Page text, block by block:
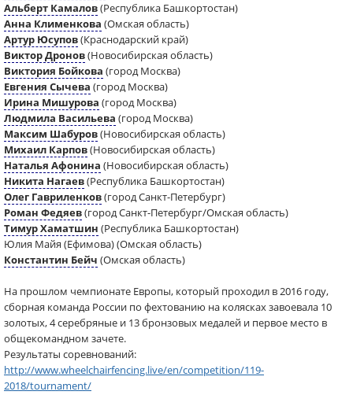
Альберт Камалов(Республика Башкортостан)
Анна Клименкова (Омская область)
Артур Юсупов(Краснодарский край)
Виктор Дронов(Новосибирская область)
Виктория Бойкова (город Москва)
Евгения Сычева (город Москва)
Ирина Мишурова (город Москва)
Людмила Васильева (город Москва)
Максим Шабуров(Новосибирская область)
Михаил Карпов(Новосибирская область)
Наталья Афонина (Новосибирская область)
Никита Нагаев(Республика Башкортостан)
Олег Гавриленков(город Санкт-Петербург)
Роман Федяев(город Санкт-Петербург/Омская область)
Тимур Хаматшин (Республика Башкортостан)
Юлия Майя (Ефимова) (Омская область)
Константин Бейч (Омская область)
На прошлом чемпионате Европы, который проходил в 2016 году,
сборная команда России по фехтованию на колясках завоевала 10
золотых, 4 серебряные и 13 бронзовых медалей и первое место в
общекомандном зачете.
Результаты соревнований:
http://www.wheelchairfencing.live/en/competition/119-
2018/tournament/